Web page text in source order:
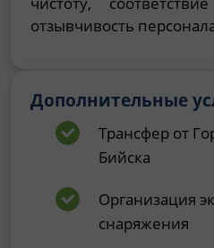
отзывчивость
Дополнительные
Трансфер от
Бийска
Организация
снаряжения